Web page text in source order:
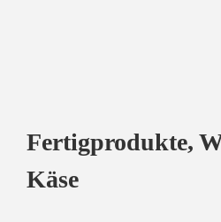
Fertigprodukte,
Käse